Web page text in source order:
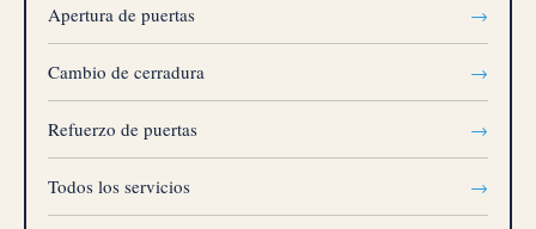
Apertura de puertas →
Cambio de cerradura →
Refuerzo de puertas →
Todos los servicios →